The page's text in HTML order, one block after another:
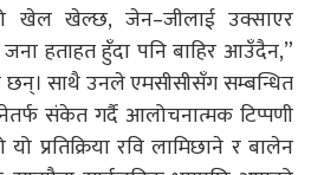
खेल खेल्छ, जेन–जीलाई उक्साएर
हताहत हुँदा पनि बाहिर आउँदैन,”
छन्। साथै उनले एमसीसीसँग सम्बन्धित
संकेत गर्दै आलोचनात्मक टिप्पणी
प्रतिक्रिया रवि लामिछाने र बालेन